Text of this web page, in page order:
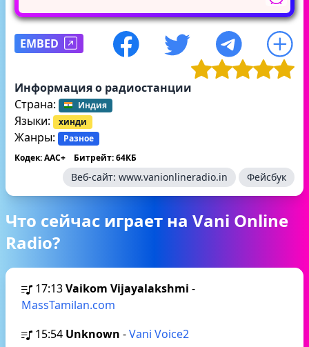
EMBED
Информация о радиостанции
Страна:
Индия
Языки: хинди
Жанры:
Разное
Кодек: AAC+
Битрейт: 64КБ
Веб-сайт: www.vanionlineradio.in Фейсбук
Что сейчас играет на Vani Online
Radio?
17:13Vaikom Vijayalakshmi -
MassTamilan.com
15:54 Unknown -Vani Voice2